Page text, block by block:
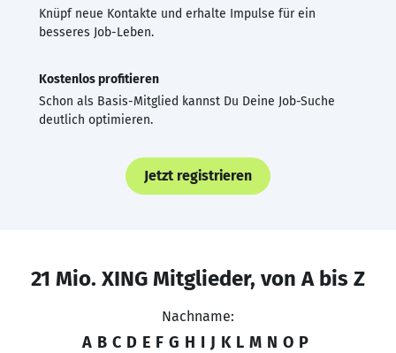
Knüpf neue Kontakte und erhalte Impulse für ein
besseres Job-Leben.
Kostenlos profitieren
Schon als Basis-Mitglied kannst Du Deine Job-Suche
deutlich optimieren.
Jetzt registrieren
21 Mio. XING Mitglieder, von A bis Z
Nachname:
A B C D E F G H I J K L M N O P